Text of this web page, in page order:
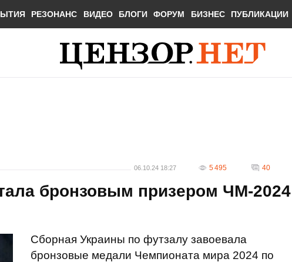
РЕЗОНАНС ВИДЕО БЛОГИ ФОРУМ БИЗНЕС ПУБЛИКАЦИИ
06.10.24 18:27 5 495 40
бронзовым призером ЧМ-2024
Сборная Украины по футзалу завоевала
бронзовые медали Чемпионата мира 2024 по